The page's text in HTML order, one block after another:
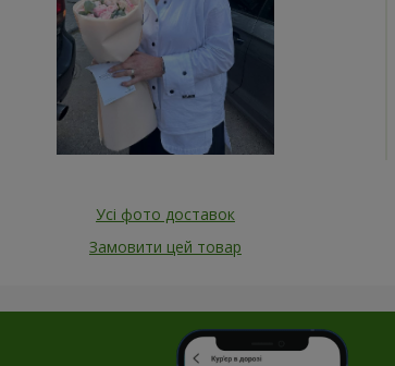
Усі фото доставок
Замовити цей товар